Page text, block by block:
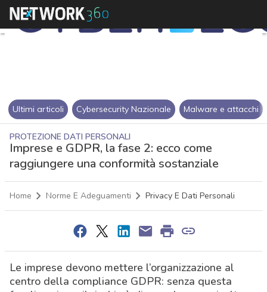
Ultimi articoli Cybersecurity Nazionale Malware e attacchi
PROTEZIONE DATI PERSONALI
Imprese e GDPR, la fase 2: ecco come
raggiungere una conformità sostanziale
Home Norme E Adeguamenti Privacy E Dati Personali
Le imprese devono mettere l’organizzazione al
centro della compliance GDPR: senza questa